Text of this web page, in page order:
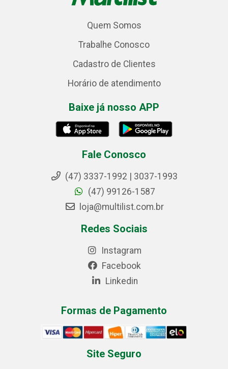
Quem Somos
Trabalhe Conosco
Cadastro de Clientes
Horário de atendimento
Baixe já nosso APP
Fale Conosco
(47) 3337-1992 | 3037-1993
(47) 99126-1587
loja@multilist.com.br
Redes Sociais
Instagram
Facebook
Linkedin
Formas de Pagamento
Site Seguro